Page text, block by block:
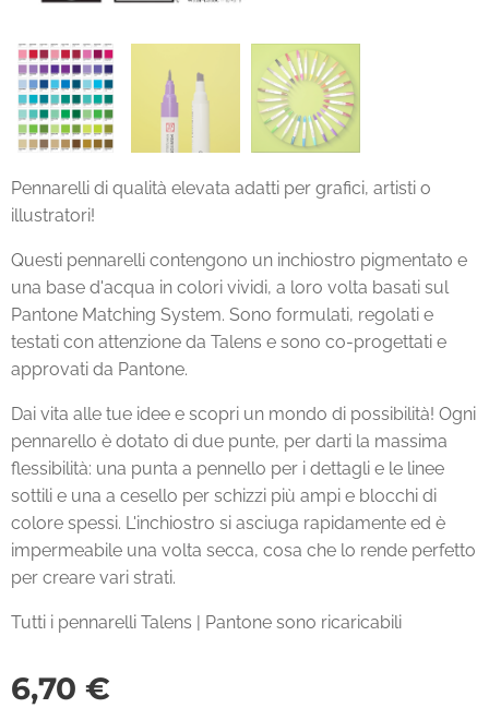
Pennarelli di qualità elevata adatti per grafici, artisti o
illustratori!
Questi pennarelli contengono un inchiostro pigmentato e
una base d'acqua in colori vividi, a loro volta basati sul
Pantone Matching System. Sono formulati, regolati e
testati con attenzione da Talens e sono co-progettati e
approvati da Pantone.
Dai vita alle tue idee e scopri un mondo di possibilità! Ogni
pennarello è dotato di due punte, per darti la massima
flessibilità: una punta a pennello per i dettagli e le linee
sottili e una a cesello per schizzi più ampi e blocchi di
colore spessi. L'inchiostro si asciuga rapidamente ed è
impermeabile una volta secca, cosa che lo rende perfetto
per creare vari strati.
Tutti i pennarelli Talens | Pantone sono ricaricabili
6,70 €